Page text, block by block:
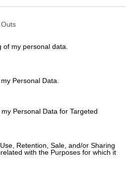
my personal data.
Personal Data.
Personal Data for Targeted
Retention, Sale, and/or Sharing
with the Purposes for which it
στις03:00 τα
ελληνικού
μετά από 7